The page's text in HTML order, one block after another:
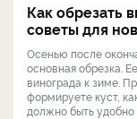
Как обрезать
советы для
Осенью после
основная обрезка.
винограда к зиме.
формируете куст,
должно быть удобно